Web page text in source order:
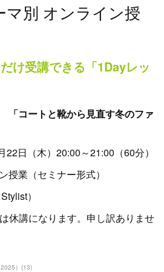
マ別 オンライン授
け受講できる「1Dayレッ
コートと靴から見直す冬のファ
日（木）20:00～21:00（60分）
業（セミナー形式）
）
休講になります。申し訳ありませ
） (13)